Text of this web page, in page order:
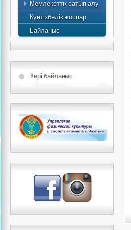
Мемлекеттік сатып алу
есебі
Күнтізбелік жоспар
Байланыс
Кері байланыс